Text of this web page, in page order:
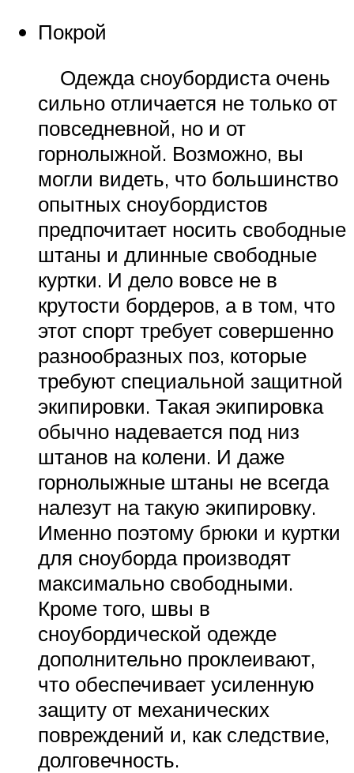
Покрой
Одежда сноубордиста очень
сильно отличается не только от
повседневной, но и от
горнолыжной. Возможно, вы
могли видеть, что большинство
опытных сноубордистов
предпочитает носить свободные
штаны и длинные свободные
куртки. И дело вовсе не в
крутости бордеров, а в том, что
этот спорт требует совершенно
разнообразных поз, которые
требуют специальной защитной
экипировки. Такая экипировка
обычно надевается под низ
штанов на колени. И даже
горнолыжные штаны не всегда
налезут на такую экипировку.
Именно поэтому брюки и куртки
для сноуборда производят
максимально свободными.
Кроме того, швы в
сноубордической одежде
дополнительно проклеивают,
что обеспечивает усиленную
защиту от механических
повреждений и, как следствие,
долговечность.